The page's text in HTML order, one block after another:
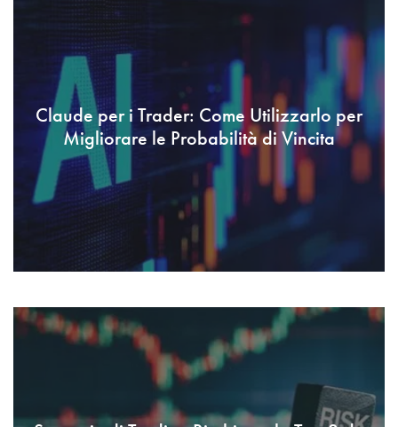
Claude per i Trader: Come Utilizzarlo per
Migliorare le Probabilità di Vincita